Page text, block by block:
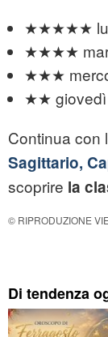
★★★★★
★★★★
★★★
★★ giovedì
Continua con
Sagittario,
scoprire la
© RIPRODUZIONE
Di tendenza